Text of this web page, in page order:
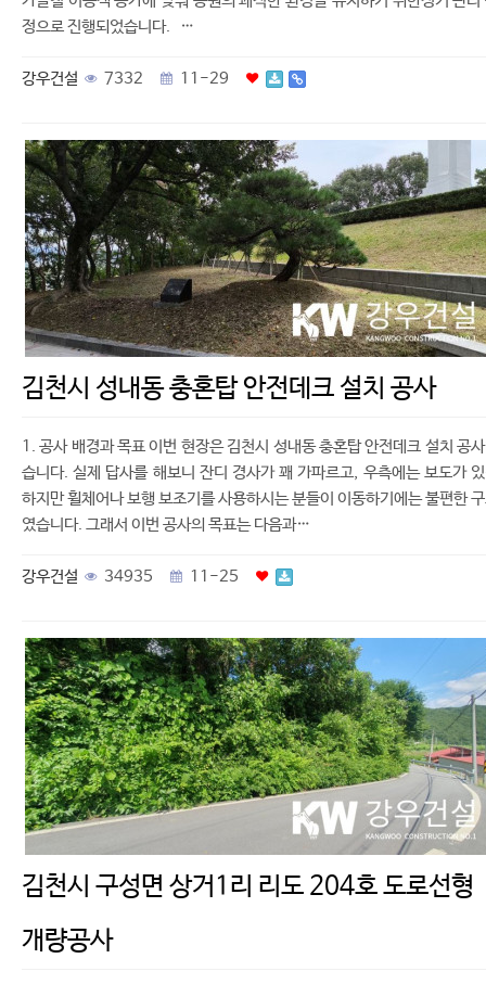
정으로 진행되었습니다. …
강우건설 7332 11-29
김천시 성내동 충혼탑 안전데크 설치 공사
1. 공사 배경과 목표 이번 현장은 김천시 성내동 충혼탑 안전데크 설치 공
습니다. 실제 답사를 해보니 잔디 경사가 꽤 가파르고, 우측에는 보도가
하지만 휠체어나 보행 보조기를 사용하시는 분들이 이동하기에는 불편한
였습니다. 그래서 이번 공사의 목표는 다음과…
강우건설 34935 11-25
김천시 구성면 상거1리 리도 204호 도로선형
개량공사